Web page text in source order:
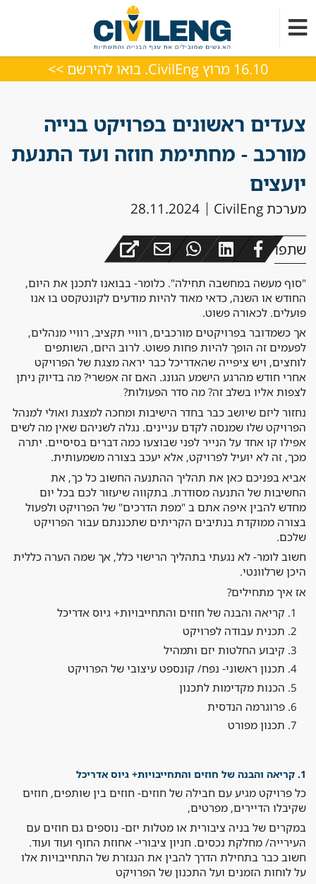
16.10 מרוץ CivilEng. בואו להירשם >>
צעדים ראשונים בפרויקט בנייה
מורכב - מחתימת חוזה ועד התנעת
יועצים
מערכת CivilEng 28.11.2024
שתפו
"סוף מעשה במחשבה תחילה". כלומר- בבואנו לתכנן את היום,
החודש או השנה, כדאי מאוד להיות מודעים לקונטקסט בו אנו
פועלים. לכאורה פשוט.
אך כשמדובר בפרויקטים מורכבים, רוויי תקציב, רוויי מנהלים,
לפעמים זה הופך להיות פחות פשוט. לרוב היזם, השותפים
לוחצים, ויש ציפייה שהאדריכל כבר יראה מצגת של הפרויקט
אחרי חודש מהרגע הישמע הגונג. האם זה אפשרי? מה בדיוק ניתן
לצפות אליו בשלב זה? מה סדר הפעולות?
נחזור ליזם שיושב כבר בחדר הישיבות ומחכה למצגת ואולי למנהל
הפרויקט שלו שמנסה לקדם עניינים. נגלה לשניהם שאין מה לשים
אפילו קו אחד על הנייר לפני שבוצעו כמה דברים בסיסיים. יתרה
מכך, זה לא יועיל לפרויקט, אלא יעכב בצורה משמעותית.
אביא בפניכם כאן את תהליך ההתנעה החשוב כל כך, את
החשיבות של התנעה מסודרת. בתקווה שיעזור לכם בכל יום
מחדש להבין איפה אתם ב "מפת הדרכים" של הפרויקט ולפעול
בצורה ממוקדת בנתיבים הקריתים שתכננתם עבור הפרויקט
שלכם.
חשוב לומר- לא נגעתי בתהליך הרישוי כלל, אך שמה הערה כללית
היכן שרלוונטי.
אז איך מתחילים?
קריאה והבנה של חוזים והתחייבויות+ גיוס אדריכל
תכנית עבודה לפרויקט
קיבוע החלטות יזם ותמהיל
תכנון ראשוני- נפח/ קונספט עיצובי של הפרויקט
הכנות מקדימות לתכנון
פרוגרמה הנדסית
תכנון מפורט
1. קריאה והבנה של חוזים והתחייבויות+ גיוס אדריכל
כל פרויקט מגיע עם חבילה של חוזים- חוזים בין שותפים, חוזים
שקיבלו הדיירים, מפרטים,
במקרים של בניה ציבורית או מטלות יזם- נוספים גם חוזים עם
העירייה/ מחלקת נכסים. חניון ציבורי- אחוזת החוף ועוד ועוד.
חשוב כבר בתחילת הדרך להבין את הנגזרת של התחייבויות אלו
על לוחות הזמנים ועל התכנון של הפרויקט